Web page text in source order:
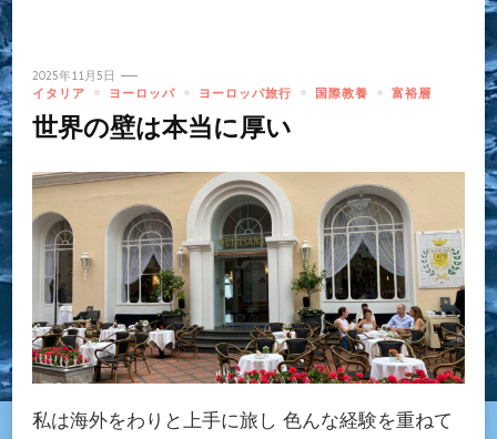
2025年11月5日
イタリア
ヨーロッパ ヨーロッパ旅行 国際教養 富裕層
世界の壁は本当に厚い
私は海外をわりと上手に旅し 色んな経験を重ねて